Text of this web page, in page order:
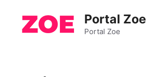
Portal Zoe
Portal Zoe